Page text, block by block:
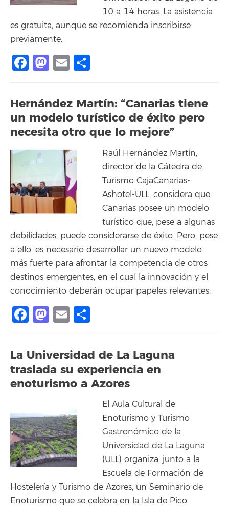
10 a 14 horas. La asistencia
es gratuita, aunque se recomienda inscribirse
previamente.
Facebook
Mastodon
Email
Hernández Martín: “Canarias tiene
un modelo turístico de éxito pero
necesita otro que lo mejore”
Raúl Hernández Martín,
director de la Cátedra de
Turismo CajaCanarias-
Ashotel-ULL, considera que
Canarias posee un modelo
turístico que, pese a algunas
debilidades, puede considerarse de éxito. Pero, pese
a ello, es necesario desarrollar un nuevo modelo
más fuerte para afrontar la competencia de otros
destinos emergentes, en el cual la innovación y el
conocimiento deberán ocupar papeles relevantes.
Facebook
Mastodon
Email
La Universidad de La Laguna
traslada su experiencia en
enoturismo a Azores
El Aula Cultural de
Enoturismo y Turismo
Gastronómico de la
Universidad de La Laguna
(ULL) organiza, junto a la
Escuela de Formación de
Hostelería y Turismo de Azores, un Seminario de
Enoturismo que se celebra en la Isla de Pico